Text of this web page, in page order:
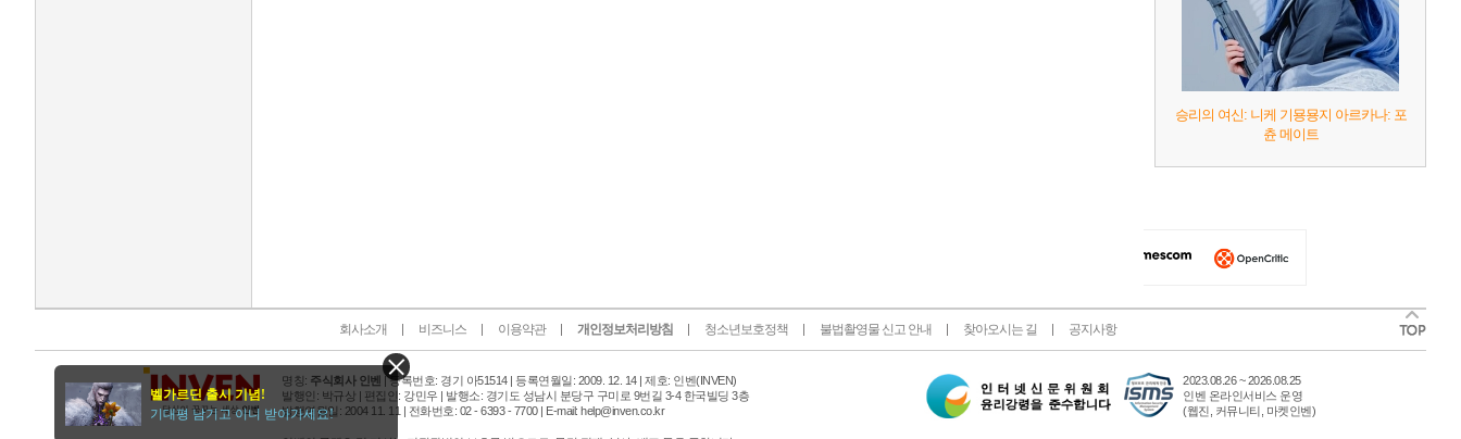
승리의 여신: 니케 기묭묭지 아르카나: 포
츈 메이트
회사소개 비즈니스 이용약관 개인정보처리방침 청소년보호정책 불법촬영물 신고 안내 찾아오시는 길 공지사항
명칭: 주식회사 인벤 | 등록번호: 경기 아51514 | 등록연월일: 2009. 12. 14 | 제호: 인벤 (INVEN)
발행인: 박규상 | 편집인: 강민우 | 발행소: 경기도 성남시 분당구 구미로 9번길 3-4 한국빌딩 3층
발행연월일: 2004 11. 11 |
전화번호: 02 - 6393 - 7700 | E-mail: help@inven.co.kr
터
2023.08.26 ~ 2026.08.25
인벤 온라인서비스 운영
(웹진, 커뮤니티, 마켓인벤)
벨가르딘 출시 기념!
기대평 남기고 이니 받아가세요!